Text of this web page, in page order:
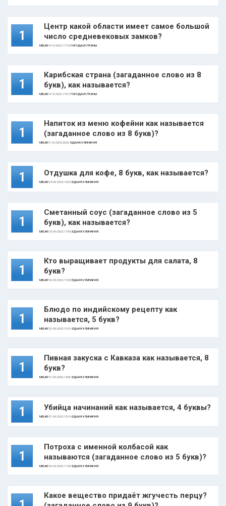
1
Центр какой области имеет самое большой
число средневековых замков?
MELKIY4-10-2023, 17:10 |ГОРОДА И СТРАНЫ
1
Карибская страна (загаданное слово из 8
букв), как называется?
MELKIY4-10-2023, 17:01 |ГОРОДА И СТРАНЫ
1
Напиток из меню кофейни как называется
(загаданное слово из 8 букв)?
MELKIY2-10-2023, 00:26 |ЕДА И КУЛИНАРИЯ
1 Отдушка для кофе, 8 букв, как называется?
MELKIY24-09-2023, 14:28 |ЕДА И КУЛИНАРИЯ
1
Сметанный соус (загаданное слово из 5
букв), как называется?
MELKIY23-09-2023, 17:50 |ЕДА И КУЛИНАРИЯ
1
Кто выращивает продукты для салата, 8
букв?
MELKIY22-09-2023, 17:08 |ЕДА И КУЛИНАРИЯ
1
Блюдо по индийскому рецепту как
называется, 5 букв?
MELKIY22-09-2023, 10:31 |ЕДА И КУЛИНАРИЯ
1
Пивная закуска с Кавказа как называется, 8
букв?
MELKIY21-09-2023, 14:36 |ЕДА И КУЛИНАРИЯ
1 Убийца начинаний как называется, 4 буквы?
MELKIY21-09-2023, 13:14 |ЕДА И КУЛИНАРИЯ
1
Потроха с именной колбасой как
называются (загаданное слово из 5 букв)?
MELKIY20-09-2023, 17:49 |ЕДА И КУЛИНАРИЯ
Какое вещество придаёт жгучесть перцу?